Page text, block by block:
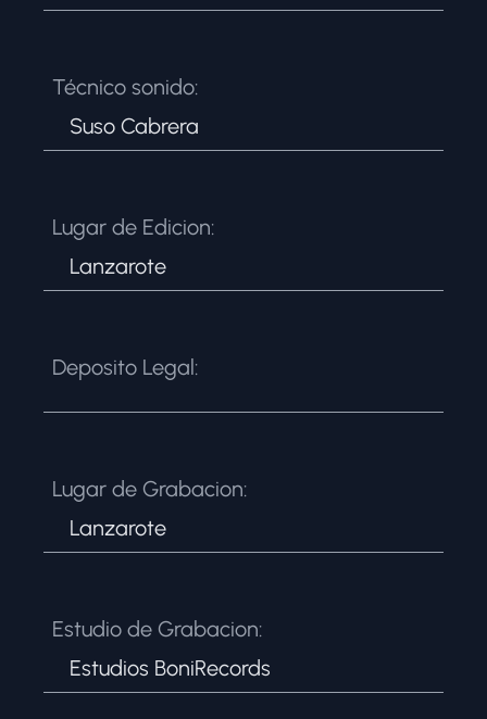
Técnico sonido:
Suso Cabrera
Lugar de Edicion:
Lanzarote
Deposito Legal:
Lugar de Grabacion:
Lanzarote
Estudio de Grabacion:
Estudios BoniRecords